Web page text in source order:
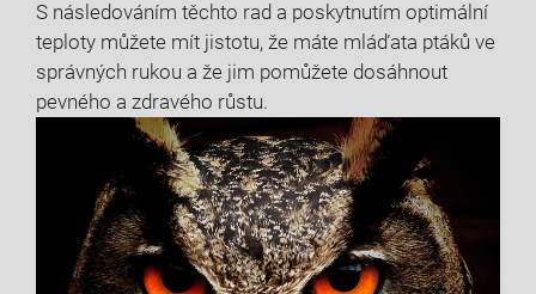
S následováním těchto rad a poskytnutím optimální
teploty můžete mít jistotu, že máte mláďata ptáků ve
správných rukou a že jim pomůžete dosáhnout
pevného a zdravého růstu.